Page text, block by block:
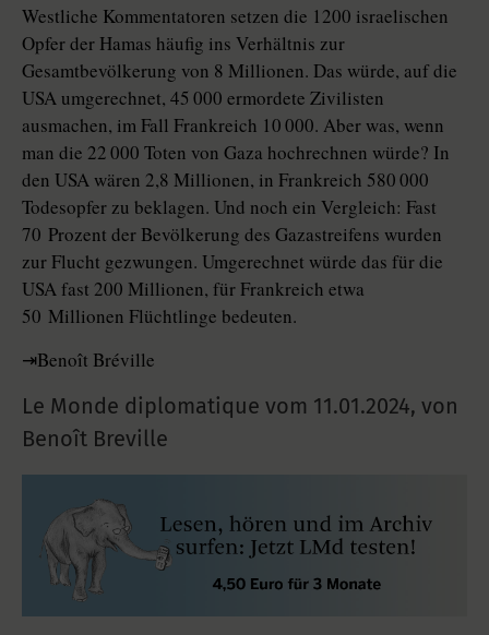
Westliche Kommentatoren setzen die 1200 israelischen
Opfer der Hamas häufig ins Verhältnis zur
Gesamtbevölkerung von 8 Millionen. Das würde, auf die
USA umgerechnet, 45 000 ermordete Zivilisten
ausmachen, im Fall Frankreich 10 000. Aber was, wenn
man die 22 000 Toten von Gaza hochrechnen würde? In
den USA wären 2,8 Millionen, in Frankreich 580 000
Todesopfer zu beklagen. Und noch ein Vergleich: Fast
70 Prozent der Bevölkerung des Gazastreifens wurden
zur Flucht gezwungen. Umgerechnet würde das für die
USA fast 200 Millionen, für Frankreich etwa
50 Millionen Flüchtlinge be­deuten.
⇥Benoît Bréville
Le Monde diplomatique vom 11.01.2024, von
Benoît Breville